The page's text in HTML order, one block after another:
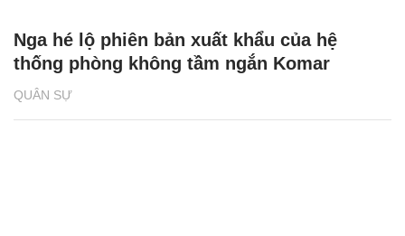
QUÂN SỰ
Nga hé lộ phiên bản xuất khẩu của hệ
thống phòng không tầm ngắn Komar